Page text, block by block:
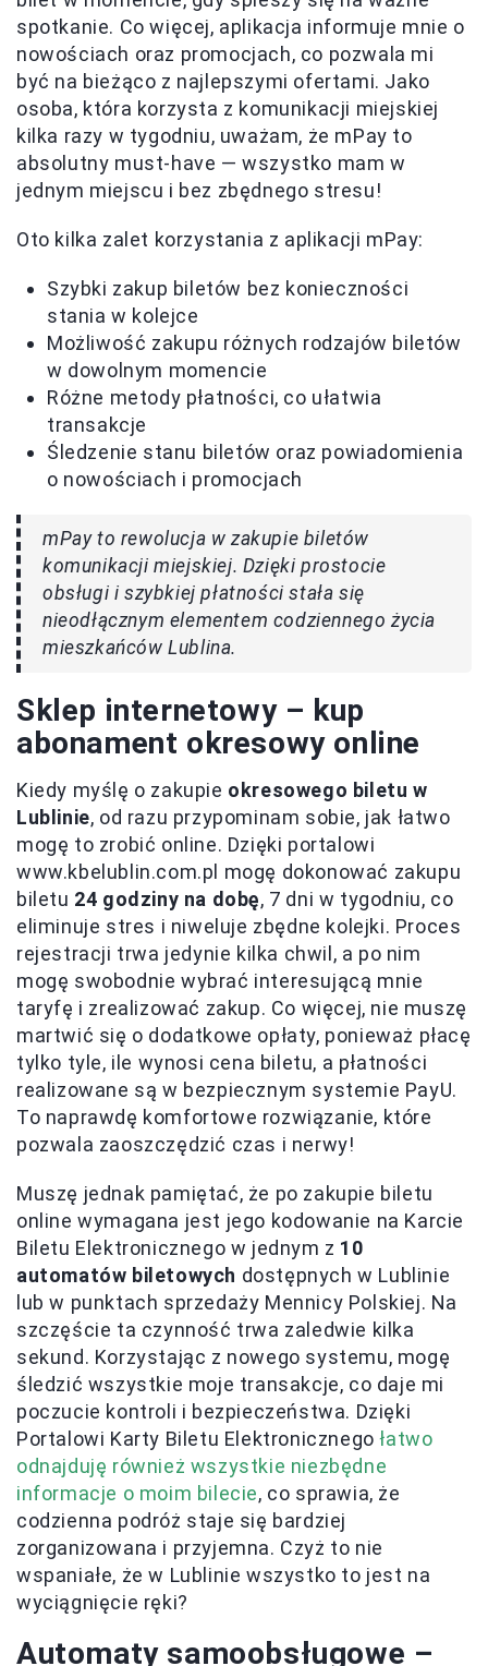
spotkanie. Co więcej, aplikacja informuje mnie o
nowościach oraz promocjach, co pozwala mi
być na bieżąco z najlepszymi ofertami. Jako
osoba, która korzysta z komunikacji miejskiej
kilka razy w tygodniu, uważam, że mPay to
absolutny must-have — wszystko mam w
jednym miejscu i bez zbędnego stresu!
Oto kilka zalet korzystania z aplikacji mPay:
Szybki zakup biletów bez konieczności
stania w kolejce
Możliwość zakupu różnych rodzajów biletów
w dowolnym momencie
Różne metody płatności, co ułatwia
transakcje
Śledzenie stanu biletów oraz powiadomienia
o nowościach i promocjach
mPay to rewolucja w zakupie biletów
komunikacji miejskiej. Dzięki prostocie
obsługi i szybkiej płatności stała się
nieodłącznym elementem codziennego życia
mieszkańców Lublina.
Sklep internetowy – kup
abonament okresowy online
Kiedy myślę o zakupie okresowego biletu w
Lublinie, od razu przypominam sobie, jak łatwo
mogę to zrobić online. Dzięki portalowi
www.kbelublin.com.pl mogę dokonować zakupu
biletu 24 godziny na dobę, 7 dni w tygodniu, co
eliminuje stres i niweluje zbędne kolejki. Proces
rejestracji trwa jedynie kilka chwil, a po nim
mogę swobodnie wybrać interesującą mnie
taryfę i zrealizować zakup. Co więcej, nie muszę
martwić się o dodatkowe opłaty, ponieważ płacę
tylko tyle, ile wynosi cena biletu, a płatności
realizowane są w bezpiecznym systemie PayU.
To naprawdę komfortowe rozwiązanie, które
pozwala zaoszczędzić czas i nerwy!
Muszę jednak pamiętać, że po zakupie biletu
online wymagana jest jego kodowanie na Karcie
Biletu Elektronicznego w jednym z 10
automatów biletowych dostępnych w Lublinie
lub w punktach sprzedaży Mennicy Polskiej. Na
szczęście ta czynność trwa zaledwie kilka
sekund. Korzystając z nowego systemu, mogę
śledzić wszystkie moje transakcje, co daje mi
poczucie kontroli i bezpieczeństwa. Dzięki
Portalowi Karty Biletu Elektronicznegołatwo
odnajduję również wszystkie niezbędne
informacje o moim bilecie, co sprawia, że
codzienna podróż staje się bardziej
zorganizowana i przyjemna. Czyż to nie
wspaniałe, że w Lublinie wszystko to jest na
wyciągnięcie ręki?
Automaty samoobsługowe –